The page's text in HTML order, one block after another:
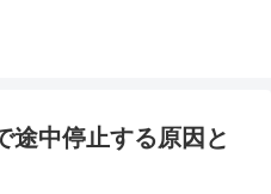
途中停止する原因と